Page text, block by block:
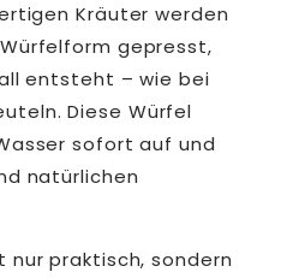
Kräuter werden
gepresst,
entsteht – wie bei
Diese Würfel
sofort auf und
natürlichen
nur praktisch, sondern